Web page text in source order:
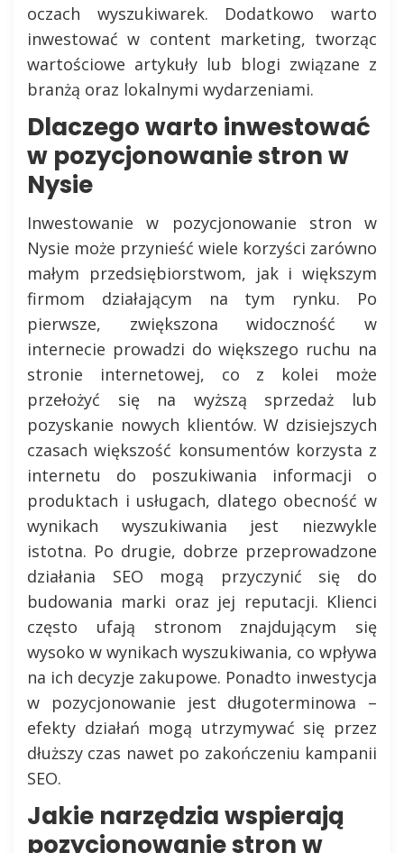
oczach wyszukiwarek. Dodatkowo warto
inwestować w content marketing, tworząc
wartościowe artykuły lub blogi związane z
branżą oraz lokalnymi wydarzeniami.
Dlaczego warto inwestować
w pozycjonowanie stron w
Nysie
Inwestowanie w pozycjonowanie stron w
Nysie może przynieść wiele korzyści zarówno
małym przedsiębiorstwom, jak i większym
firmom działającym na tym rynku. Po
pierwsze, zwiększona widoczność w
internecie prowadzi do większego ruchu na
stronie internetowej, co z kolei może
przełożyć się na wyższą sprzedaż lub
pozyskanie nowych klientów. W dzisiejszych
czasach większość konsumentów korzysta z
internetu do poszukiwania informacji o
produktach i usługach, dlatego obecność w
wynikach wyszukiwania jest niezwykle
istotna. Po drugie, dobrze przeprowadzone
działania SEO mogą przyczynić się do
budowania marki oraz jej reputacji. Klienci
często ufają stronom znajdującym się
wysoko w wynikach wyszukiwania, co wpływa
na ich decyzje zakupowe. Ponadto inwestycja
w pozycjonowanie jest długoterminowa –
efekty działań mogą utrzymywać się przez
dłuższy czas nawet po zakończeniu kampanii
SEO.
Jakie narzędzia wspierają
pozycjonowanie stron w